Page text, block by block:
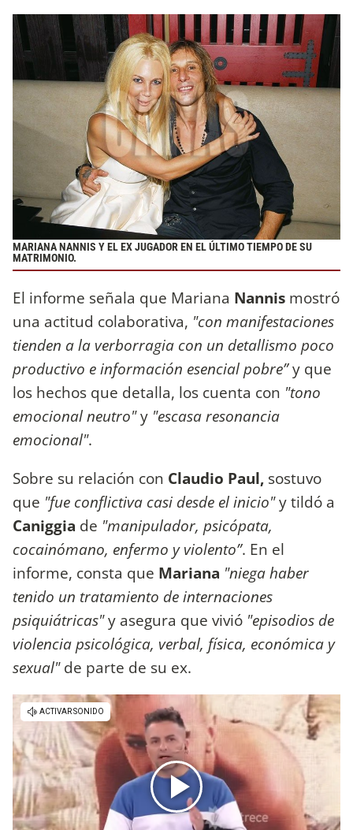
MARIANA NANNIS Y EL EX JUGADOR EN EL ÚLTIMO TIEMPO DE SU
MATRIMONIO.
El informe señala que Mariana Nannis mostró
una actitud colaborativa, "con manifestaciones
tienden a la verborragia con un detallismo poco
productivo e información esencial pobre”y que
los hechos que detalla, los cuenta con "tono
emocional neutro"y "escasa resonancia
emocional".
Sobre su relación con Claudio Paul, sostuvo
que "fue conflictiva casi desde el inicio"y tildó a
Caniggia de "manipulador, psicópata,
cocainómano, enfermo y violento”. En el
informe, consta que Mariana "niega haber
tenido un tratamiento de internaciones
psiquiátricas"y asegura que vivió "episodios de
violencia psicológica, verbal, física, económica y
sexual"de parte de su ex.